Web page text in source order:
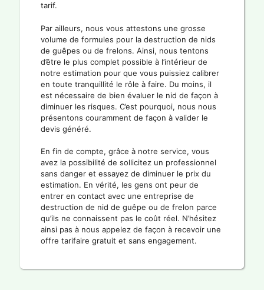
tarif.
Par ailleurs, nous vous attestons une grosse
volume de formules pour la destruction de nids
de guêpes ou de frelons. Ainsi, nous tentons
d’être le plus complet possible à l’intérieur de
notre estimation pour que vous puissiez calibrer
en toute tranquillité le rôle à faire. Du moins, il
est nécessaire de bien évaluer le nid de façon à
diminuer les risques. C’est pourquoi, nous nous
présentons couramment de façon à valider le
devis généré.
En fin de compte, grâce à notre service, vous
avez la possibilité de sollicitez un professionnel
sans danger et essayez de diminuer le prix du
estimation. En vérité, les gens ont peur de
entrer en contact avec une entreprise de
destruction de nid de guêpe ou de frelon parce
qu’ils ne connaissent pas le coût réel. N’hésitez
ainsi pas à nous appelez de façon à recevoir une
offre tarifaire gratuit et sans engagement.